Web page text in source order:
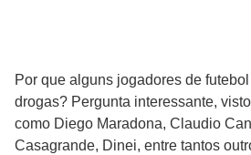
Por que alguns jogadores de
drogas? Pergunta interessante,
como Diego Maradona, Claudio
Casagrande, Dinei, entre tantos